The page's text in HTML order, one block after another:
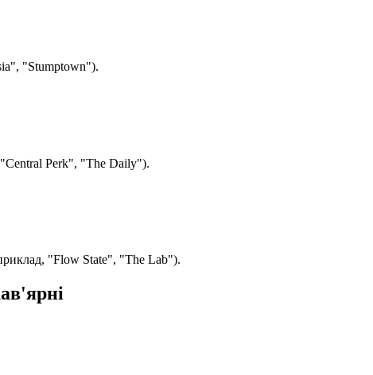
"Stumptown").
"Central Perk", "The Daily").
"Flow State", "The Lab").